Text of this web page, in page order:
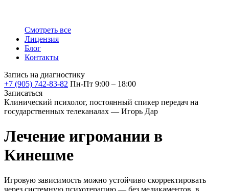
Смотреть все
Лицензия
Блог
Контакты
Запись на диагностику
+7 (905) 742-83-82 Пн-Пт 9:00 – 18:00
Записаться
Клинический психолог, постоянный спикер передач на
государственных телеканалах — Игорь Дар
Лечение игромании в
Кинешме
Игровую зависимость можно устойчиво скорректировать
через системную психотерапию — без медикаментов, в